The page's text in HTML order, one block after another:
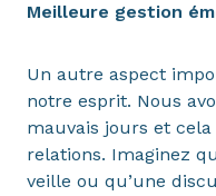
Meilleure gestion
Un autre aspect
notre esprit. Nous
mauvais jours et
relations. Imaginez
veille ou qu’une